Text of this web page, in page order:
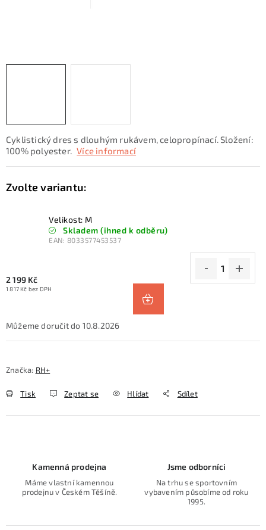
SKI servis Půjčovna lyží a SNB
Cyklistický dres s dlouhým rukávem, celopropínací. Složení:
100% polyester. Více informací
Velikost: M
Skladem (ihned k odběru)
EAN: 8033577453537
2 199 Kč
1 817 Kč bez DPH
10.8.2026
Značka: RH+
Tisk Zeptat se Hlídat Sdílet
Kamenná prodejna
Máme vlastní kamennou
prodejnu v Českém Těšíně.
Jsme odborníci
Na trhu se sportovním
vybavením působíme od roku
1995.